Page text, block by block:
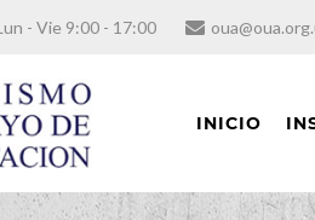
- Vie 9:00 - 17:00
INICIO